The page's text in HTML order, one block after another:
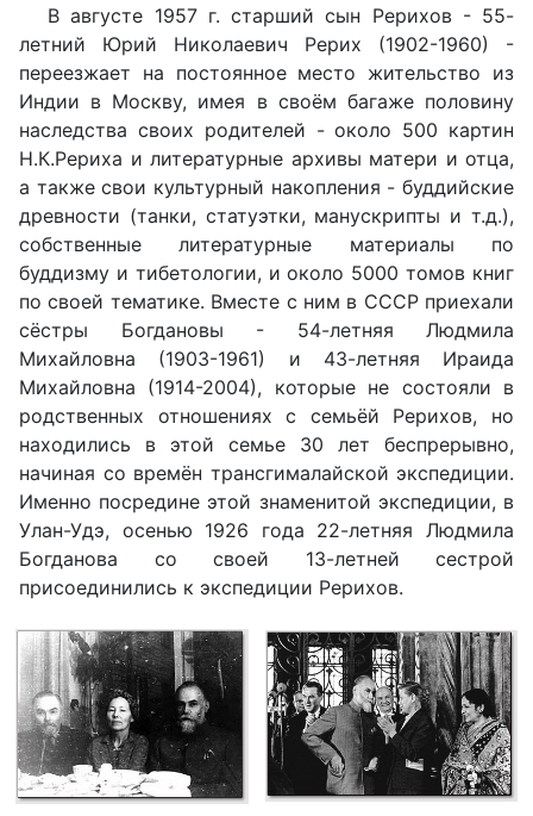
В августе 1957 г. старший сын Рерихов - 55-
летний Юрий Николаевич Рерих (1902-1960) -
переезжает на постоянное место жительство из
Индии в Москву, имея в своём багаже половину
наследства своих родителей - около 500 картин
Н.К.Рериха и литературные архивы матери и отца,
а также свои культурный накопления - буддийские
древности (танки, статуэтки, манускрипты и т.д.),
собственные литературные материалы по
буддизму и тибетологии, и около 5000 томов книг
по своей тематике. Вместе с ним в СССР приехали
сёстры Богдановы - 54-летняя Людмила
Михайловна (1903-1961) и 43-летняя Ираида
Михайловна (1914-2004), которые не состояли в
родственных отношениях с семьёй Рерихов, но
находились в этой семье 30 лет беспрерывно,
начиная со времён трансгималайской экспедиции.
Именно посредине этой знаменитой экспедиции, в
Улан-Удэ, осенью 1926 года 22-летняя Людмила
Богданова со своей 13-летней сестрой
присоединились к экспедиции Рерихов.